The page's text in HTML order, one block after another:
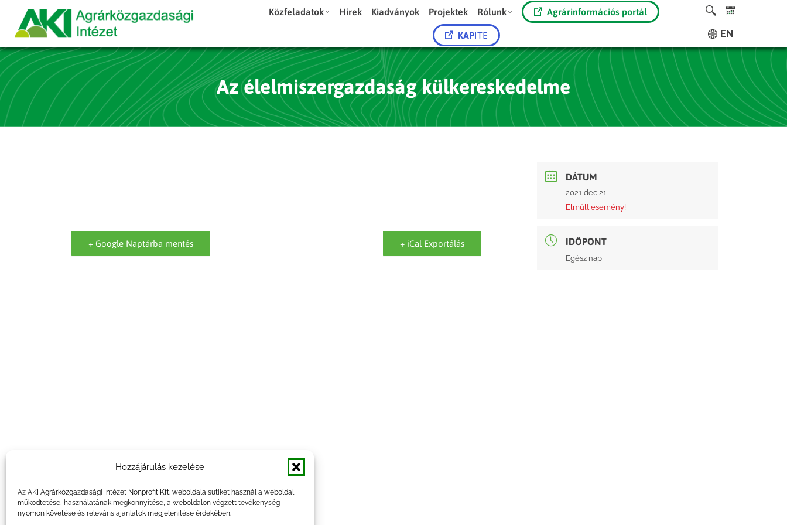
Hozzájárulás kezelése
Az AKI Agrárközgazdasági Intézet Nonprofit Kft. weboldala sütiket használ a weboldal
működtetése, használatának megkönnyítése, a weboldalon végzett tevékenység
nyomon követése és releváns ajánlatok megjelenítése érdekében.
Közfeladatok Hírek Kiadványok Projektek Rólunk Agrárinformációs portál
KAPITE EN
Az élelmiszergazdaság külkereskedelme
+ Google Naptárba mentés + iCal Exportálás
DÁTUM
2021 dec 21
Elmúlt esemény!
IDŐPONT
Egész nap